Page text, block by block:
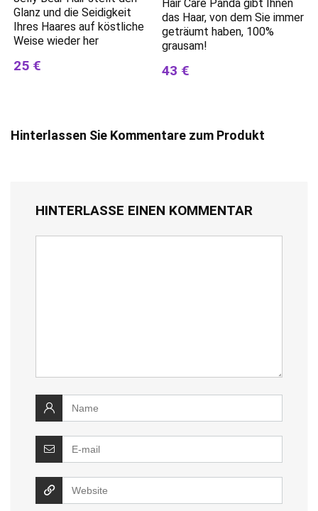
Glanz und die Seidigkeit
Ihres Haares auf köstliche
Weise wieder her
25 €
Hair Care Panda gibt Ihnen
das Haar, von dem Sie immer
geträumt haben, 100%
grausam!
43 €
Hinterlassen Sie Kommentare zum Produkt
HINTERLASSE EINEN KOMMENTAR